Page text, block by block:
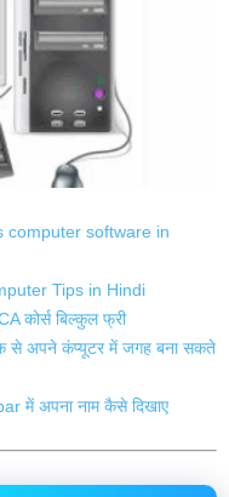
computer software in
Tips in Hindi
कोर्स बिल्कुल फ्री
से अपने कंप्यूटर में जगह बना सकते
में अपना नाम कैसे दिखाए